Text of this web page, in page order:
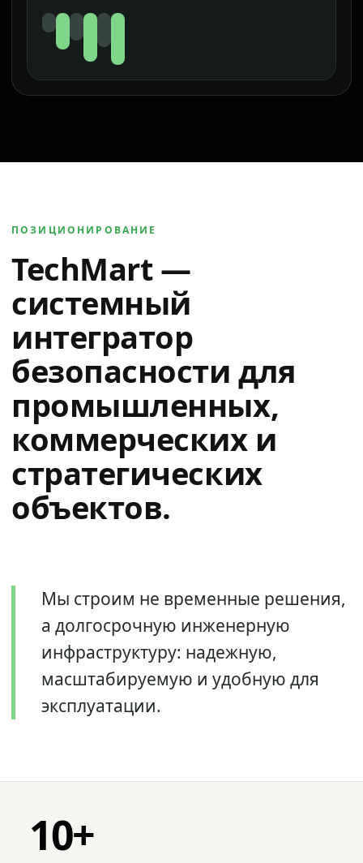
ПОЗИЦИОНИРОВАНИЕ
TechMart —
системный
интегратор
безопасности для
промышленных,
коммерческих и
стратегических
объектов.
Мы строим не временные решения,
а долгосрочную инженерную
инфраструктуру: надежную,
масштабируемую и удобную для
эксплуатации.
10+